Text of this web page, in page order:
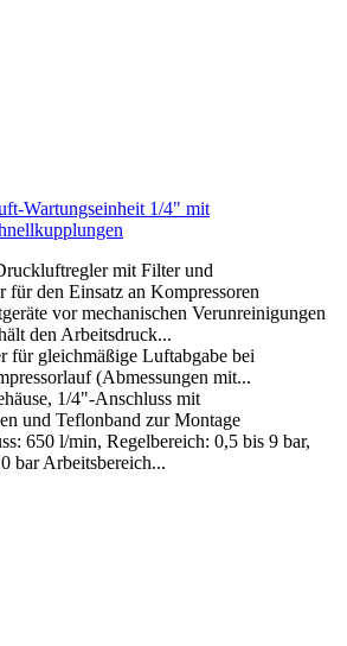
Wartungseinheit 1/4" mit
mit Filter und
für den Einsatz an Kompressoren
vor mechanischen Verunreinigungen
den Arbeitsdruck...
für gleichmäßige Luftabgabe bei
(Abmessungen mit...
1/4"-Anschluss mit
und Teflonband zur Montage
650 l/min, Regelbereich: 0,5 bis 9 bar,
bar Arbeitsbereich...